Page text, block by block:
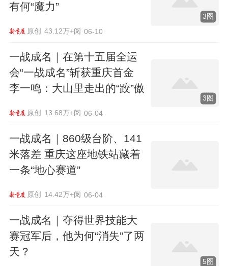
有何“魔力”
原创 43.12万+阅 06-10
3图
一战成名｜在第十五届全运
会“一战成名”斩获重庆首金
李一鸣：大山里走出的“跤”傲
原创 13.68万+阅 06-04
3图
一战成名｜860级台阶、141
米落差 重庆这座地铁站藏着
一条“地心赛道”
原创 14.42万+阅 06-04
一战成名｜夺得世界技能大
赛冠军后，他为何“消失”了两
天？
5图